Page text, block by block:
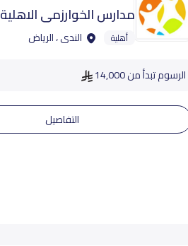
مدارس الخوارزمى الاهلية
أهلية الندى ، الرياض
الرسوم تبدأ من 14,000
التفاصيل